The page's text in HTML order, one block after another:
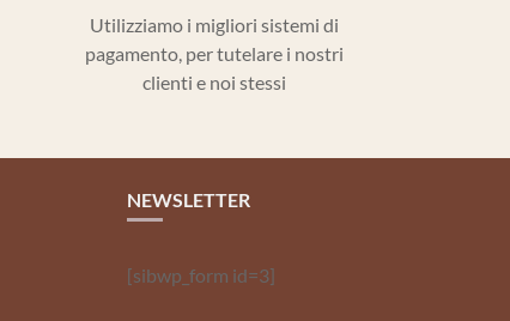
Utilizziamo i migliori sistemi di
pagamento, per tutelare i nostri
clienti e noi stessi
NEWSLETTER
[sibwp_form id=3]